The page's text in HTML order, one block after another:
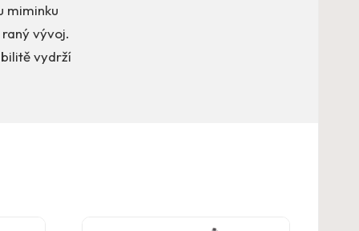
miminku
vývoj.
vydrží